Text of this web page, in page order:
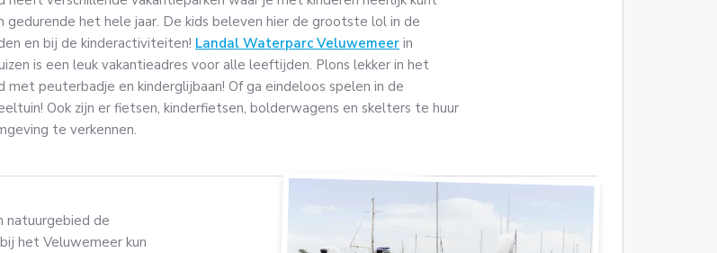
gedurende het hele jaar. De kids beleven hier de grootste lol in de
en bij de kinderactiviteiten! Landal Waterparc Veluwemeer in
is een leuk vakantieadres voor alle leeftijden. Plons lekker in het
met peuterbadje en kinderglijbaan! Of ga eindeloos spelen in de
Ook zijn er fietsen, kinderfietsen, bolderwagens en skelters te huur
te verkennen.
natuurgebied de
het Veluwemeer kun